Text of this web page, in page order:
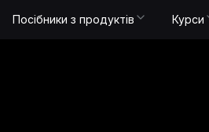
Посібники з продуктів Курси